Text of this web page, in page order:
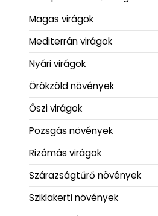
Magas virágok
Mediterrán virágok
Nyári virágok
Örökzöld növények
Őszi virágok
Pozsgás növények
Rizómás virágok
Szárazságtűrő növények
Sziklakerti növények